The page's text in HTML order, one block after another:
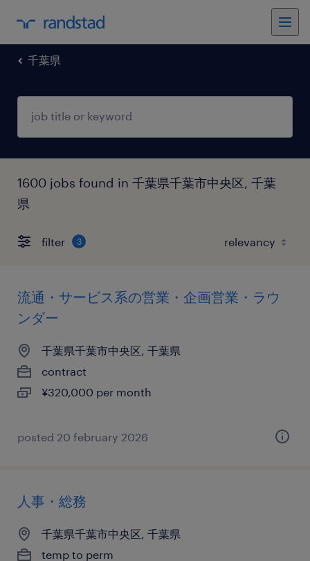
千葉県
1600 jobs found in 千葉県千葉市中央区, 千葉
県
filter 3
流通・サービス系の営業・企画営業・ラウ
ンダー
千葉県千葉市中央区, 千葉県
contract
¥320,000 per month
posted 20 february 2026
人事・総務
千葉県千葉市中央区, 千葉県
temp to perm